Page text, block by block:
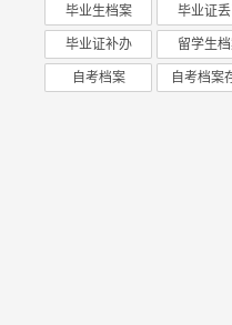
毕业生档案 毕业证
毕业证补办 留学生
自考档案